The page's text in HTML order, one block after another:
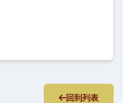
回到列表